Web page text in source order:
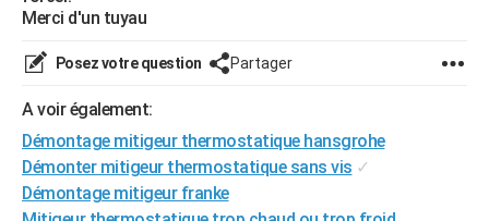
LIFESTYLE
SANTE
Destinations
City break
Voyage nature
Voyage de noces
Forum
Climat
+PHOTO
GUIDES D'ACHAT
Merci d'un tuyau
Posez votre question Partager
A voir également:
Démontage mitigeur thermostatique hansgrohe
Démonter mitigeur thermostatique sans vis ✓
Démontage mitigeur franke